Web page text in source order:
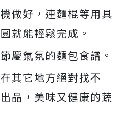
做好，連麵棍等用具
就能輕鬆完成。
慶氣氛的麵包食譜。
其它地方絕對找不
品，美味又健康的蔬